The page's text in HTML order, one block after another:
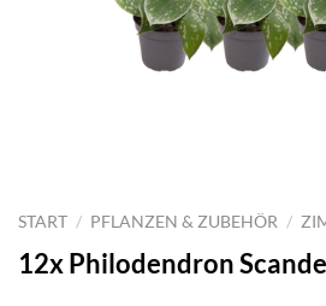
START / PFLANZEN & ZUBEHÖR /
12x Philodendron